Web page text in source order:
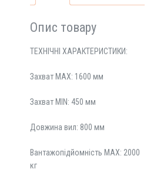
Опис товару
ТЕХНІЧНІ ХАРАКТЕРИСТИКИ:
Захват MAX: 1600 мм
Захват MIN: 450 мм
Довжина вил: 800 мм
Вантажопідйомність MAX: 2000
кг